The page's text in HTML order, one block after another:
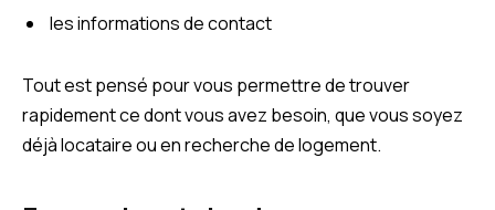
les informations de contact
Tout est pensé pour vous permettre de trouver
rapidement ce dont vous avez besoin, que vous soyez
déjà locataire ou en recherche de logement.